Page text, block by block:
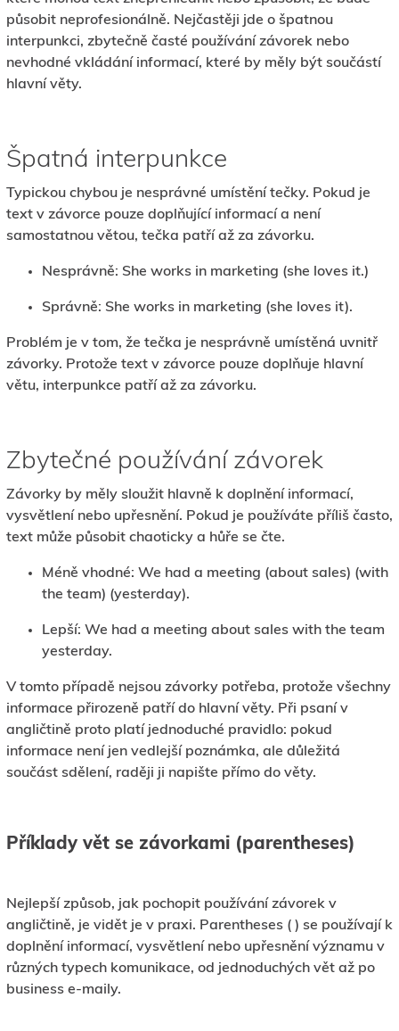
působit neprofesionálně. Nejčastěji jde o špatnou
interpunkci, zbytečně časté používání závorek nebo
nevhodné vkládání informací, které by měly být součástí
hlavní věty.
Špatná interpunkce
Typickou chybou je nesprávné umístění tečky. Pokud je
text v závorce pouze doplňující informací a není
samostatnou větou, tečka patří až za závorku.
Nesprávně: She works in marketing (she loves it.)
Správně: She works in marketing (she loves it).
Problém je v tom, že tečka je nesprávně umístěná uvnitř
závorky. Protože text v závorce pouze doplňuje hlavní
větu, interpunkce patří až za závorku.
Zbytečné používání závorek
Závorky by měly sloužit hlavně k doplnění informací,
vysvětlení nebo upřesnění. Pokud je používáte příliš často,
text může působit chaoticky a hůře se čte.
Méně vhodné: We had a meeting (about sales) (with
the team) (yesterday).
Lepší: We had a meeting about sales with the team
yesterday.
V tomto případě nejsou závorky potřeba, protože všechny
informace přirozeně patří do hlavní věty. Při psaní v
angličtině proto platí jednoduché pravidlo: pokud
informace není jen vedlejší poznámka, ale důležitá
součást sdělení, raději ji napište přímo do věty.
Příklady vět se závorkami (parentheses)
Nejlepší způsob, jak pochopit používání závorek v
angličtině, je vidět je v praxi. Parentheses ( ) se používají k
doplnění informací, vysvětlení nebo upřesnění významu v
různých typech komunikace, od jednoduchých vět až po
business e-maily.